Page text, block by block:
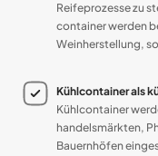
Reife­prozesse zu
container werden
Wein­herstellung,
Kühlcontainer als
Kühlcontainer
handels­märkten,
Bauern­höfen